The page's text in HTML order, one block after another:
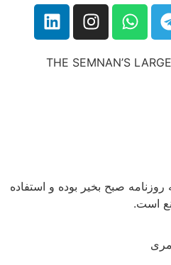
THE
بخیر بوده و استفاده